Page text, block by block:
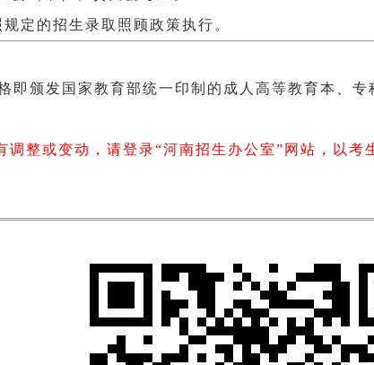
定的招生录取照顾政策执行。
即颁发国家教育部统一印制的成人高等教育本、专
调整或变动，请登录“河南招生办公室”网站，以考